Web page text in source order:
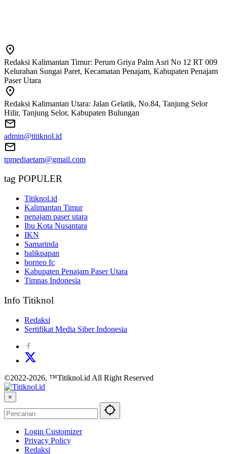
Redaksi Kalimantan Timur: Perum Griya Palm Asri No 12 RT 009
Kelurahan Sungai Paret, Kecamatan Penajam, Kabupaten Penajam
Paser Utara
Redaksi Kalimantan Utara: Jalan Gelatik, No.84, Tanjung Selor
Hilir, Tanjung Selor, Kabupaten Bulungan
admin@titiknol.id
tpmediaetam@gmail.com
tag POPULER
Titiknol.id
Kalimantan Timur
penajam paser utara
Ibu Kota Nusantara
IKN
Samarinda
balikpapan
borneo fc
Kabupaten Penajam Paser Utara
Timnas Indonesia
Info Titiknol
Redaksi
Sertifikat Media Siber Indonesia
©2022-2026, ™Titiknol.id All Right Reserved
×
Login Customizer
Privacy Policy
Redaksi